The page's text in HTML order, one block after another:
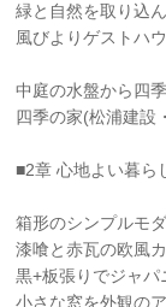
緑と自然を取り込
風びよりゲストハ
中庭の水盤から四
四季の家(松浦建設
■2章 心地よい暮ら
箱形のシンプルモ
漆喰と赤瓦の欧風
黒+板張りでジャパ
小さな窓を外観の